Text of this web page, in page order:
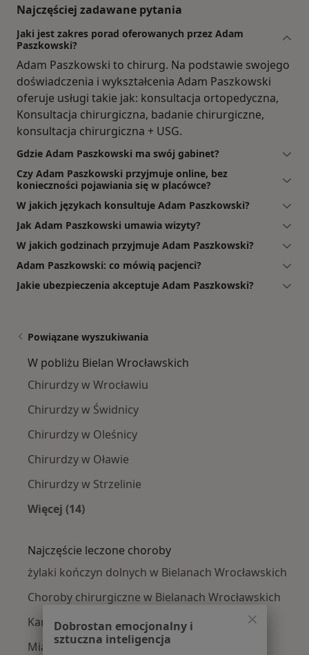
Najczęściej zadawane pytania
Jaki jest zakres porad oferowanych przez Adam
Paszkowski?
Adam Paszkowski to chirurg. Na podstawie swojego
doświadczenia i wykształcenia Adam Paszkowski
oferuje usługi takie jak: konsultacja ortopedyczna,
Konsultacja chirurgiczna, badanie chirurgiczne,
konsultacja chirurgiczna + USG.
Gdzie Adam Paszkowski ma swój gabinet?
Czy Adam Paszkowski przyjmuje online, bez
konieczności pojawiania się w placówce?
W jakich językach konsultuje Adam Paszkowski?
Jak Adam Paszkowski umawia wizyty?
W jakich godzinach przyjmuje Adam Paszkowski?
Adam Paszkowski: co mówią pacjenci?
Jakie ubezpieczenia akceptuje Adam Paszkowski?
Powiązane wyszukiwania
W pobliżu Bielan Wrocławskich
Chirurdzy w Wrocławiu
Chirurdzy w Świdnicy
Chirurdzy w Oleśnicy
Chirurdzy w Oławie
Chirurdzy w Strzelinie
Więcej (14)
Najczęście leczone choroby
żylaki kończyn dolnych w Bielanach Wrocławskich
Choroby chirurgiczne w Bielanach Wrocławskich
Kamica żółciowa w Bielanach Wrocławskich
Miażdżyca w Bielanach Wrocławskich
Dobrostan emocjonalny i
sztuczna inteligencja